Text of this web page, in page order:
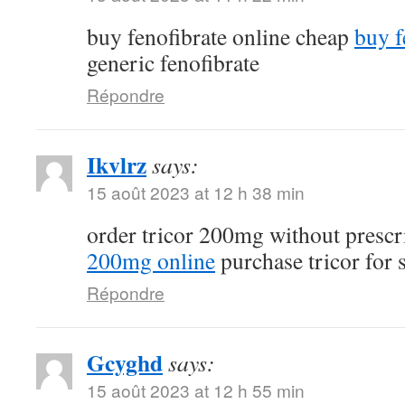
buy fenofibrate online cheap buy
generic fenofibrate
Répondre
Ikvlrzsays:
15 août 2023 at 12 h 38 min
order tricor 200mg without
200mg onlinepurchase tricor for
Répondre
Gcyghdsays:
15 août 2023 at 12 h 55 min